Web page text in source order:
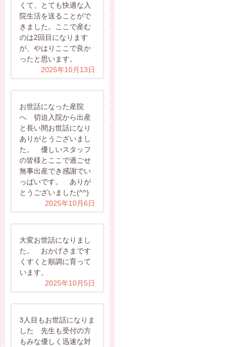
くて、とても快適な入
院生活を送ることがで
きました。ここで産む
のは2回目になります
が、やはりここで良か
ったと思います。
2025年10月13日
お世話になった産院
へ 切迫入院から出産
と長い間お世話になり
ありがとうございまし
た。 優しいスタッフ
の皆様とここで過ごせ
無事出産でき感謝でい
っぱいです。 ありが
とうございました(^^)
2025年10月6日
大変お世話になりまし
た。 おかげさまです
くすくと順調に育って
います。
2025年10月5日
3人目もお世話になりま
した 先生も受付の方
もみな優しく迅速な対